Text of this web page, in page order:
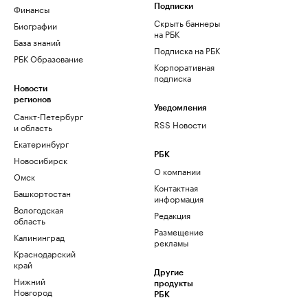
Финансы
Биографии
База знаний
РБК Образование
Новости
регионов
Санкт-Петербург
и область
Екатеринбург
Новосибирск
Омск
Башкортостан
Вологодская
область
Калининград
Краснодарский
край
Нижний
Новгород
Подписки
Скрыть баннеры
на РБК
Подписка на РБК
Корпоративная
подписка
Уведомления
RSS Новости
РБК
О компании
Контактная
информация
Редакция
Размещение
рекламы
Другие
продукты
РБК